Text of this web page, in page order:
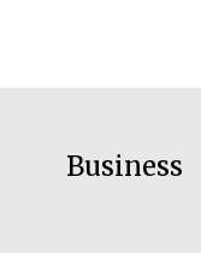
Business